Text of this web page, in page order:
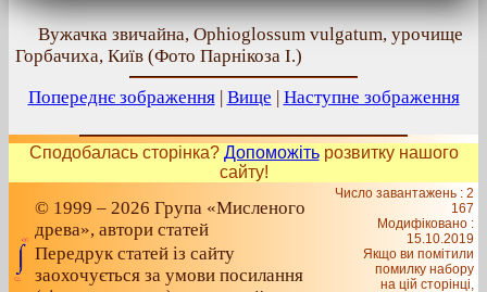
Вужачка звичайна, Ophioglossum vulgatum, урочище
Горбачиха, Київ (Фото Парнікоза І.)
Попереднє зображення| Вище | Наступне зображення
Сподобалась сторінка? Допоможітьрозвитку нашого
сайту!
© 1999 – 2026 Група «Мисленого
древа», автори статей
Передрук статей із сайту
заохочується за умови посилання
Число завантажень : 2
167
Модифіковано :
15.10.2019
Якщо ви помітили
помилку набору
на цiй сторiнцi,